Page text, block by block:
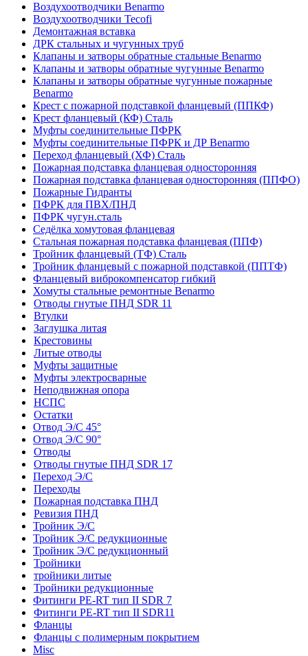
Воздухоотводчики Benarmo
Воздухоотводчики Tecofi
Демонтажная вставка
ДРК стальных и чугунных труб
Клапаны и затворы обратные стальные Benarmo
Клапаны и затворы обратные чугунные Benarmo
Клапаны и затворы обратные чугунные пожарные
Benarmo
Крест с пожарной подставкой фланцевый (ППКФ)
Крест фланцевый (КФ) Сталь
Муфты соединительные ПФРК
Муфты соединительные ПФРК и ДР Benarmo
Переход фланцевый (ХФ) Сталь
Пожарная подставка фланцевая односторонняя
Пожарная подставка фланцевая односторонняя (ППФО)
Пожарные Гидранты
ПФРК для ПВХ/ПНД
ПФРК чугун.сталь
Седёлка хомутовая фланцевая
Стальная пожарная подставка фланцевая (ППФ)
Тройник фланцевый (ТФ) Сталь
Тройник фланцевый с пожарной подставкой (ППТФ)
Фланцевый виброкомпенсатор гибкий
Хомуты стальные ремонтные Benarmo
Отводы гнутые ПНД SDR 11
Втулки
Заглушка литая
Крестовины
Литые отводы
Муфты защитные
Муфты электросварные
Неподвижная опора
НСПС
Остатки
Отвод Э/С 45°
Отвод Э/С 90°
Отводы
Отводы гнутые ПНД SDR 17
Переход Э/С
Переходы
Пожарная подставка ПНД
Ревизия ПНД
Тройник Э/С
Тройник Э/С редукционные
Тройник Э/С редукционный
Тройники
тройники литые
Тройники редукционные
Фитинги PE-RT тип II SDR 7
Фитинги PE-RT тип II SDR11
Фланцы
Фланцы с полимерным покрытием
Misc